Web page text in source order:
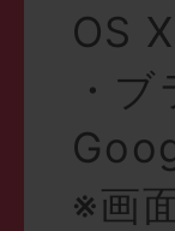
OS
・
※画